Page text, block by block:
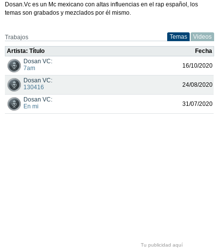
Dosan.Vc es un Mc mexicano con altas influencias en el rap español, los
temas son grabados y mezclados por él mismo.
Trabajos Temas Videos
Artista: Título
Fecha
Dosan VC:
7am
16/10/2020
Dosan VC:
130416
24/08/2020
Dosan VC:
En mi
31/07/2020
Tu publicidad aquí